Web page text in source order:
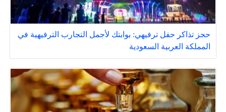
حجز تذاكر حفل ترفيهي: بوابتك لأجمل التجارب الترفيهية في
المملكة العربية السعودية